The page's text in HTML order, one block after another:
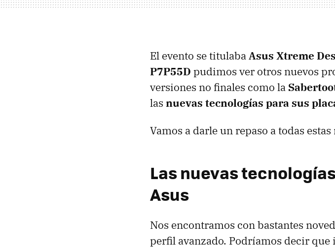
El evento se titulabaAsus Xtreme
P7P55D pudimos ver otros nuevos
versiones no finales como la
las nuevas tecnologías para sus
Vamos a darle un repaso a todas
Las nuevas
Asus
Nos encontramos con bastantes
perfil avanzado. Podríamos decir